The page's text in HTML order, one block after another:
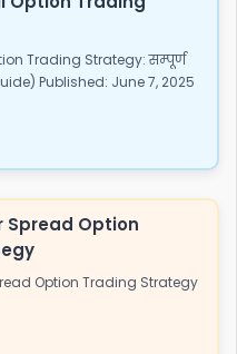
Trading Strategy: सम्पूर्ण
Published: June 7, 2025
Spread Option
Option Trading Strategy